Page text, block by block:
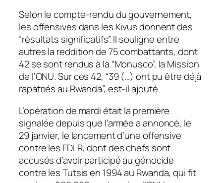
Selon le compte-rendu du gouvernement,
les offensives dans les Kivus donnent des
“résultats significatifs”. Il souligne entre
autres la reddition de 75 combattants, dont
42 se sont rendus à la “Monusco”, la Mission
de l’ONU. Sur ces 42, “39 (…) ont pu être déjà
rapatriés au Rwanda”, est-il ajouté.
L’opération de mardi était la première
signalée depuis que l’armée a annoncé, le
29 janvier, le lancement d’une offensive
contre les FDLR, dont des chefs sont
accusés d’avoir participé au génocide
contre les Tutsis en 1994 au Rwanda, qui fit